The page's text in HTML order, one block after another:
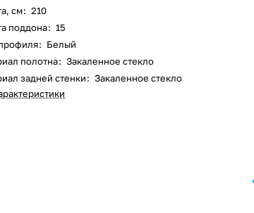
см: 210
поддона: 15
: Белый
полотна: Закаленное стекло
задней стенки: Закаленное стекло